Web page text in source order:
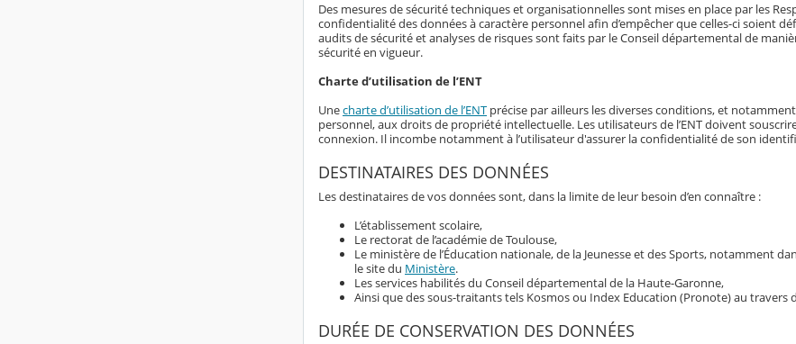
Des mesures de sécurité techniques et organisationnelles sont mises en place par les
confidentialité des données à caractère personnel afin d’empêcher que celles-ci soient
audits de sécurité et analyses de risques sont faits par le Conseil départemental de
sécurité en vigueur.
Charte d’utilisation de l’ENT
Unecharte d’utilisation de l’ENT précise par ailleurs les diverses conditions, et
personnel, aux droits de propriété intellectuelle. Les utilisateurs de l’ENT doivent
connexion. Il incombe notamment à l’utilisateur d'assurer la confidentialité de son
DESTINATAIRES DES DONNÉES
Les destinataires de vos données sont, dans la limite de leur besoin d’en connaître :
L’établissement scolaire,
Le rectorat de l’académie de Toulouse,
Le ministère de l’Éducation nationale, de la Jeunesse et des Sports, notamment
le site du Ministère.
Les services habilités du Conseil départemental de la Haute-Garonne,
Ainsi que des sous-traitants tels Kosmos ou Index Education (Pronote) au travers
DURÉE DE CONSERVATION DES DONNÉES